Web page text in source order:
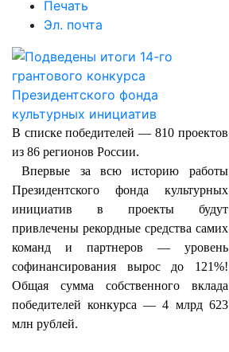
Печать
Эл. почта
В списке победителей — 810 проектов
из 86 регионов России.
Впервые за всю историю работы
Президентского фонда культурных
инициатив в проекты будут
привлечены рекордные средства самих
команд и партнеров — уровень
софинансирования вырос до 121%!
Общая сумма собственного вклада
победителей конкурса — 4 млрд 623
млн рублей.